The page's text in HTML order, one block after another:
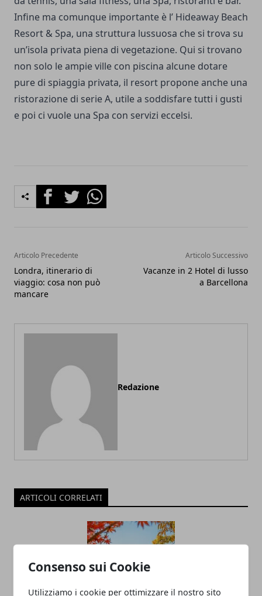
Consenso sui Cookie
Utilizziamo i cookie per ottimizzare il nostro sito
Infine ma comunque importante è l’ Hideaway Beach
Resort & Spa, una struttura lussuosa che si trova su
un’isola privata piena di vegetazione. Qui si trovano
non solo le ampie ville con piscina alcune dotare
pure di spiaggia privata, il resort propone anche una
ristorazione di serie A, utile a soddisfare tutti i gusti
e poi ci vuole una Spa con servizi eccelsi.
FacebookTwitterWhatsapp
Articolo Precedente
Londra, itinerario di
viaggio: cosa non può
mancare
Articolo Successivo
Vacanze in 2 Hotel di lusso
a Barcellona
Redazione
ARTICOLI CORRELATI